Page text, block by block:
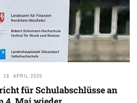
19. APRIL 2020
für Schulabschlüsse an